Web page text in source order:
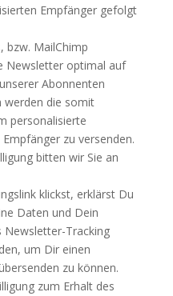
Empfänger gefolgt
bzw. MailChimp
Newsletter optimal auf
Abonnenten
werden die somit
personalisierte
zu versenden.
bitten wir Sie an
klickst, erklärst Du
Daten und Dein
Newsletter-Tracking
um Dir einen
zu können.
zum Erhalt des